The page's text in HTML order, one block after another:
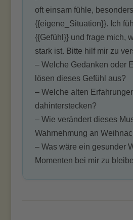
oft einsam fühle,
{{eigene_Situation}}. Ich
{{Gefühl}} und frage mich,
stark ist. Bitte hilf mir zu
– Welche Gedanken oder
lösen dieses Gefühl aus?
– Welche alten
dahinterstecken?
– Wie verändert dieses
Wahrnehmung an
– Was wäre ein gesunder
Momenten bei mir zu